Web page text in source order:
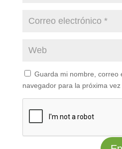
Guarda mi nombre, correo
navegador para la próxima